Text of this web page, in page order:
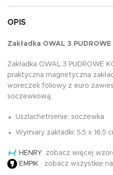
OPIS
Zakładka OWAL 3 PUDROWE
Zakładka OWAL 3 PUDROWE
praktyczna magnetyczna
woreczek foliowy z euro
soczewkową.
Uszlachetnienie: soczewka
Wymiary zakładki: 5,5 x 16,5
HENRY zobacz więcej
EMPIK zobacz wszystkie